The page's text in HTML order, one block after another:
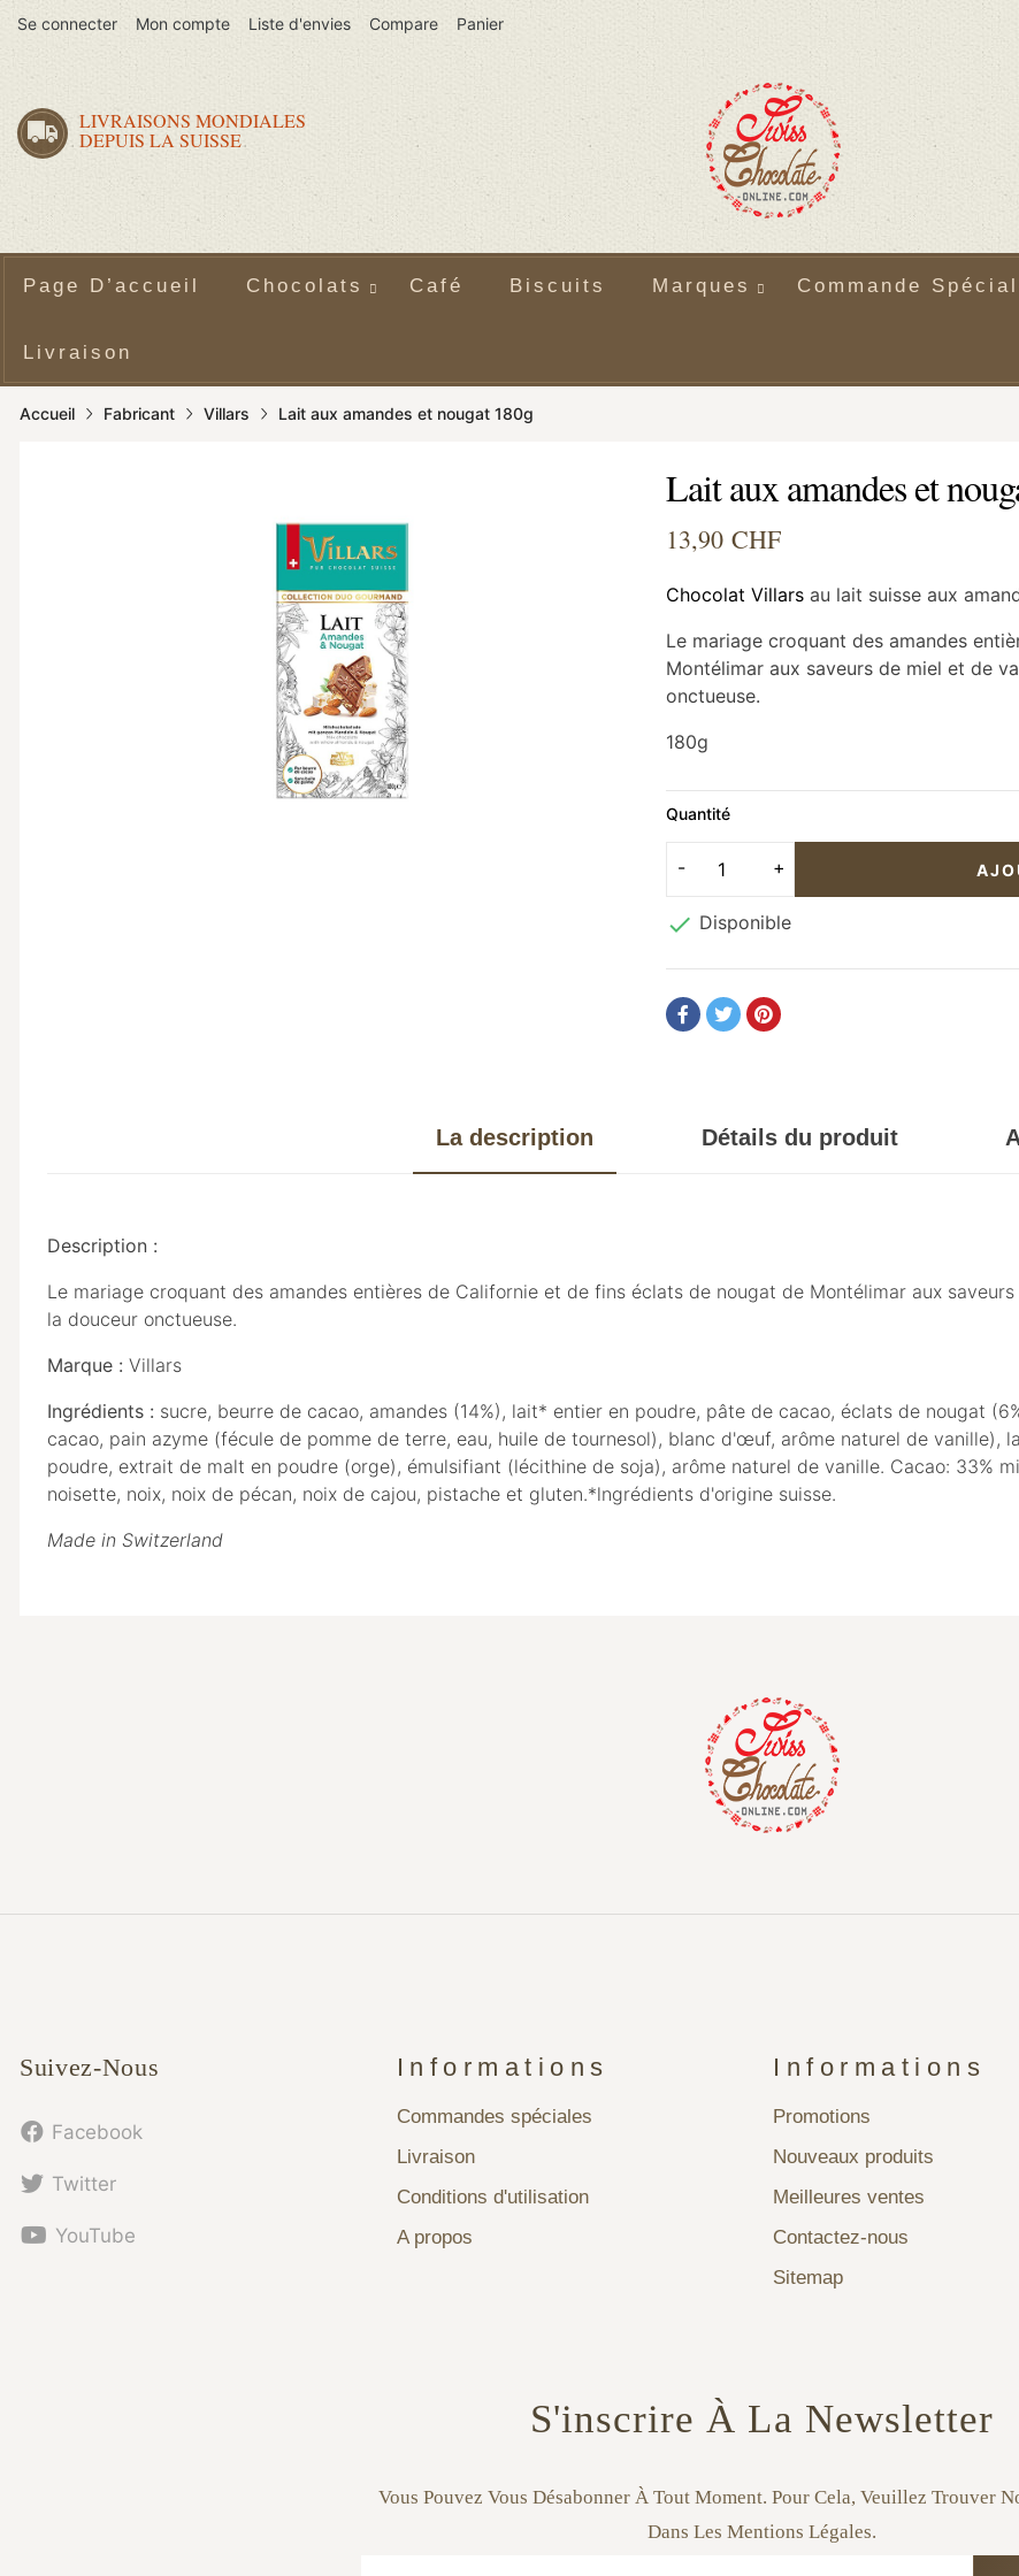
Se connecter Mon compte Liste d'envies Compare Panier
LIVRAISONS MONDIALES
DEPUIS LA SUISSE
Page D’accueil Chocolats Café Biscuits Marques Commande
Livraison
Accueil Fabricant Villars Lait aux amandes et nougat 180g
Lait aux amandes et
13,90 CHF
Chocolat Villars au lait suisse aux
Le mariage croquant des amandes
Montélimar aux saveurs de miel et de
onctueuse.
180g
Quantité
 Disponible
La description Détails du produit
Description :
Le mariage croquant des amandes entières de Californie et de fins éclats de nougat de Montélimar aux
la douceur onctueuse.
Marque : Villars
Ingrédients : sucre, beurre de cacao, amandes (14%), lait* entier en poudre, pâte de cacao, éclats de nougat
cacao, pain azyme (fécule de pomme de terre, eau, huile de tournesol), blanc d'œuf, arôme naturel de
poudre, extrait de malt en poudre (orge), émulsifiant (lécithine de soja), arôme naturel de vanille. Cacao: 33%
noisette, noix, noix de pécan, noix de cajou, pistache et gluten.*lngrédients d'origine suisse.
Made in Switzerland
Suivez-Nous
Facebook
Twitter
YouTube
Informations
Commandes spéciales
Livraison
Conditions d'utilisation
A propos
Informations
Promotions
Nouveaux produits
Meilleures ventes
Contactez-nous
Sitemap
S'inscrire À La Newsletter
Vous Pouvez Vous Désabonner À Tout Moment. Pour Cela, Veuillez Trouver
Dans Les Mentions Légales.